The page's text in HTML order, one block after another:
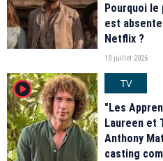
Pourquoi le
est
Netflix ?
10 juillet 2026
player2
TV
"Les
Laureen et
Anthony
casting